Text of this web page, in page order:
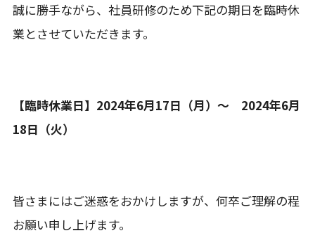
誠に勝手ながら、社員研修のため下記の期日を臨時休
業とさせていただきます。
【臨時休業日】2024年6月17日（月）～ 2024年6月
18日（火）
皆さまにはご迷惑をおかけしますが、何卒ご理解の程
お願い申し上げます。